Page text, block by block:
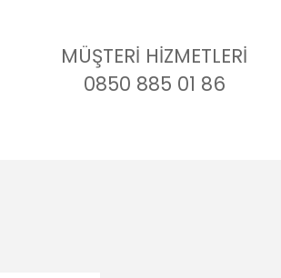
MÜŞTERİ HİZMETLERİ
0850 885 01 86